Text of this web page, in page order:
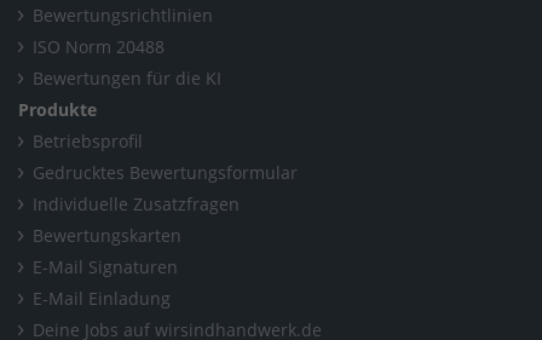
Bewertungsrichtlinien
ISO Norm 20488
Bewertungen für die KI
Produkte
Betriebsprofil
Gedrucktes Bewertungsformular
Individuelle Zusatzfragen
Bewertungskarten
E-Mail Signaturen
E-Mail Einladung
Deine Jobs auf wirsindhandwerk.de